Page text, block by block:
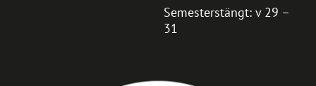
Semesterstängt: v 29 –
31